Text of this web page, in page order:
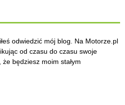
odwiedzić mój blog. Na Motorze.pl
od czasu do czasu swoje
będziesz moim stałym